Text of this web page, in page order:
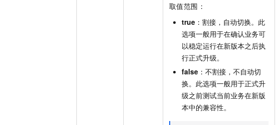
取值范围：
true ：割接，自动切换。此
选项一般用于在确认业务可
以稳定运行在新版本之后执
行正式升级。
false ：不割接，不自动切
换。此选项一般用于正式升
级之前测试当前业务在新版
本中的兼容性。